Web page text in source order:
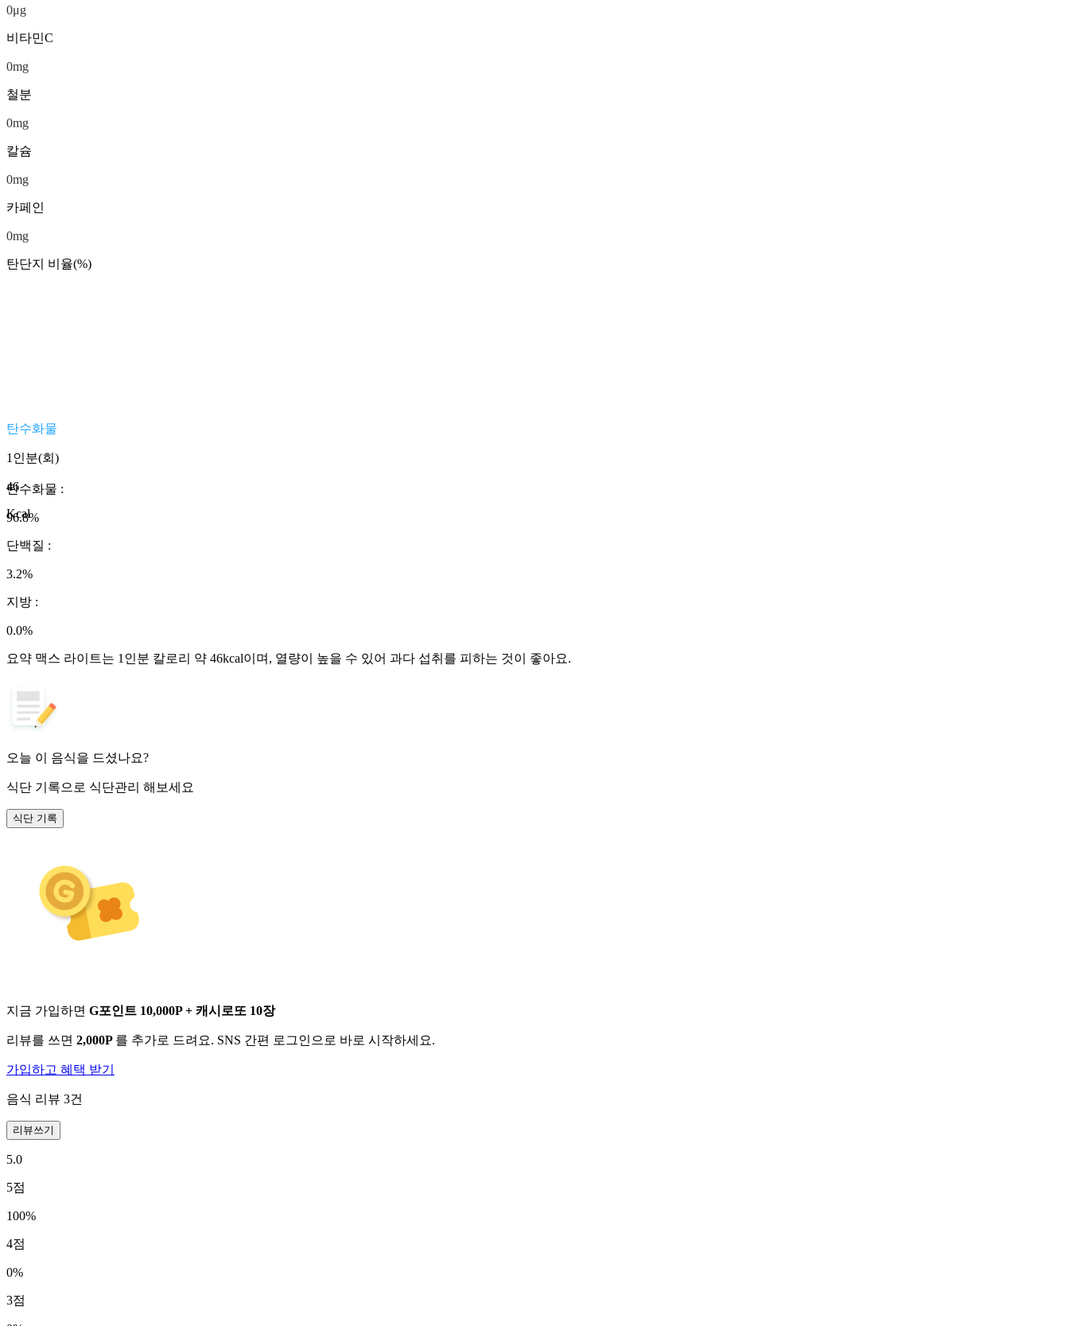
0μg
비타민C
0mg
철분
0mg
칼슘
0mg
카페인
0mg
탄단지 비율(%)
탄수화물
1인분(회)
46
Kcal
탄수화물 :
96.8%
단백질 :
3.2%
지방 :
0.0%
요약 맥스 라이트는 1인분 칼로리 약 46kcal이며, 열량이 높을 수 있어 과다 섭취를 피하는 것이 좋아요.
오늘 이 음식을 드셨나요?
식단 기록으로 식단관리 해보세요
식단 기록
지금 가입하면 G포인트 10,000P + 캐시로또 10장
리뷰를 쓰면 2,000P 를 추가로 드려요. SNS 간편 로그인으로 바로 시작하세요.
가입하고 혜택 받기
음식 리뷰 3건
리뷰쓰기
5.0
5점
100%
4점
0%
3점